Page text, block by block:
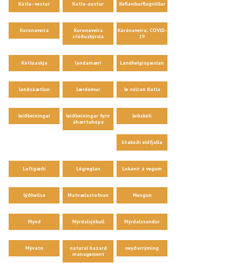
Katla- vestur Katla-austur Keflavíkurflugvöllur
Koronaveira
Koronaveira
stöðuskýrsla
Kórónaveira; COVID-
19
Kötluaskja landamæri Landhelgisgæslan
landsáætlun lærdómur le vulcan Katla
leiðbeiningar
leiðbeiningar fyrir
áhættuhópa
leikskóli
litakóði eldfjalla
Loftgæði Lögreglan Lokanir á vegum
lýðheilsa Matvælastofnun Mengun
Mynd Mýrdalsjökull Mýrdalssandur
Mývatn
natural hazard
management
neyðarrýming